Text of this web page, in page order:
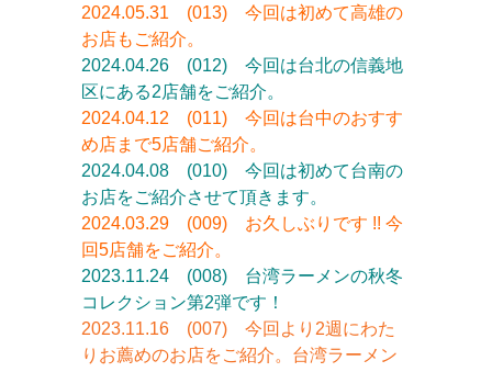
2024.05.31 (013)
今回は初めて高雄の
お店もご紹介。
2024.04.26 (012) 今回は台北の信義地
区にある2店舗をご紹介。
2024.04.12 (011) 今回は台中のおすす
め店まで5店舗ご紹介。
2024.04.08 (010) 今回は初めて台南の
お店をご紹介させて頂きます。
2024.03.29 (009) お久しぶりです !! 今
回5店舗をご紹介。
2023.11.24 (008) 台湾ラーメンの秋冬
コレクション第2弾です！
2023.11.16 (007) 今回より2週にわた
りお薦めのお店をご紹介。台湾ラーメン